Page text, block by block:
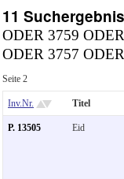
springen
11
ODER 3759
ODER 3757
Seite 2
Inv.Nr. Titel
P. 13505 Eid